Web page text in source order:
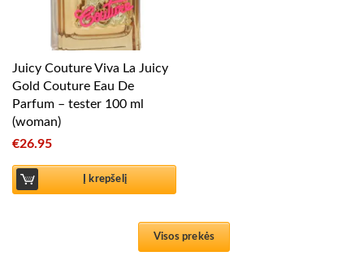
Juicy Couture Viva La Juicy
Gold Couture Eau De
Parfum – tester 100 ml
(woman)
€26.95
Į krepšelį
Visos prekės